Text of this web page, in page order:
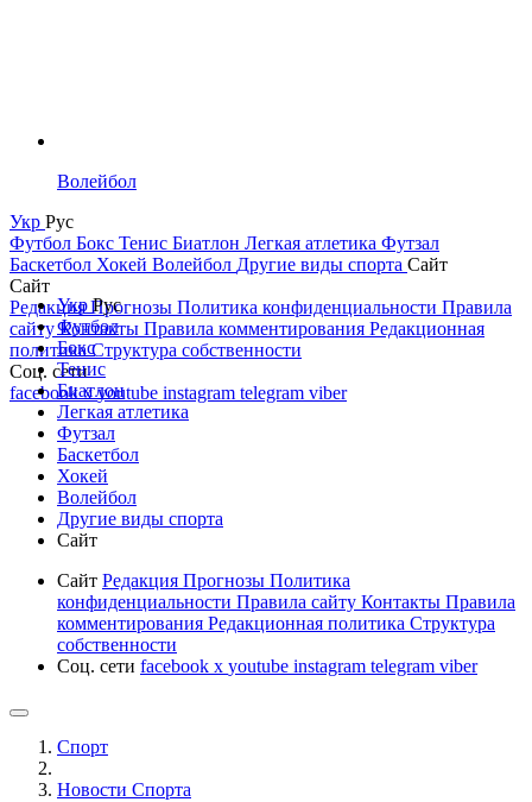
Волейбол
Укр Рус
Футбол Бокс Тенис Биатлон Легкая атлетика Футзал
Баскетбол Хокей Волейбол Другие виды спорта Сайт
Сайт
РедакцияПрогнозы Политика конфиденциальности Правила
сайтуКонтакты Правила комментирования Редакционная
политикаСтруктура собственности
Соц. сети
facebookxyoutube instagram telegram viber
УкрРус
Футбол
Бокс
Тенис
Биатлон
Легкая атлетика
Футзал
Баскетбол
Хокей
Волейбол
Другие виды спорта
Сайт
Сайт Редакция Прогнозы Политика
конфиденциальности Правила сайту Контакты Правила
комментирования Редакционная политика Структура
собственности
Соц. сети facebook x youtube instagram telegram viber
Спорт
Новости Cпорта